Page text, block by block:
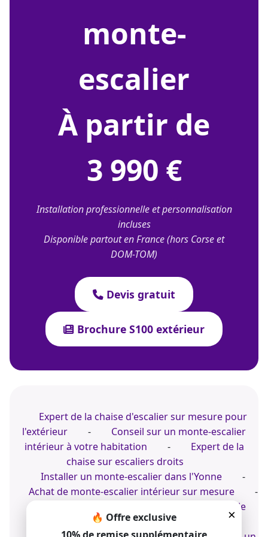
monte-
escalier
À partir de
3 990 €
Installation professionnelle et personnalisation
incluses
Disponible partout en France (hors Corse et
DOM-TOM)
Devis gratuit
Brochure S100 extérieur
×
🔥 Offre exclusive
Expert de la chaise d'escalier sur mesure pour
l'extérieur
-
Conseil sur un monte-escalier
intérieur à votre habitation
-
Expert de la
chaise sur escaliers droits
Installer un monte-escalier dans l'Yonne
-
Achat de monte-escalier intérieur sur mesure
-
Conseil sur une chaise monte-escalier dans le
Tarn